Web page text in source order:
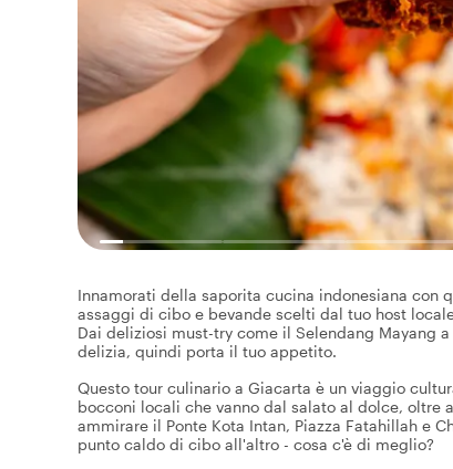
Innamorati della saporita cucina indonesiana con
assaggi di cibo e bevande scelti dal tuo host
Dai deliziosi must-try come il Selendang Mayang
delizia, quindi porta il tuo appetito.
Questo tour culinario a Giacarta è un viaggio
bocconi locali che vanno dal salato al dolce, oltre
ammirare il Ponte Kota Intan, Piazza Fatahillah e
punto caldo di cibo all'altro - cosa c'è di meglio?